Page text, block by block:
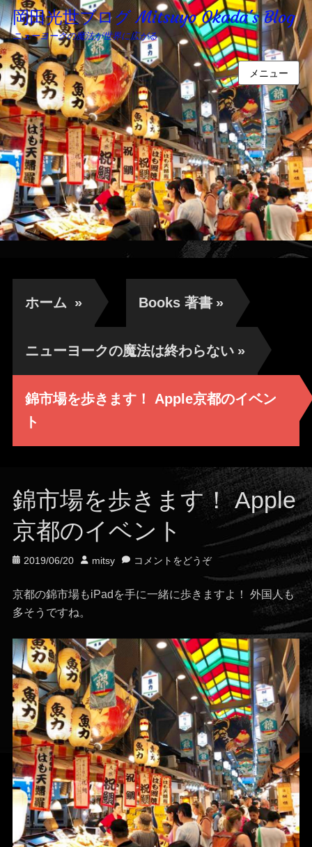
岡田光世ブログ Mitsuyo Okada's Blog
ニューヨークの魔法が世界に広がる
メニュー
ホーム » Books 著書 »
ニューヨークの魔法は終わらない »
錦市場を歩きます！ Apple京都のイベン
ト
錦市場を歩きます！ Apple
京都のイベント
投
日
2019/06/20
投
者
mitsy コメントをどうぞ
京都の錦市場もiPadを手に一緒に歩きますよ！ 外国人も
多そうですね。